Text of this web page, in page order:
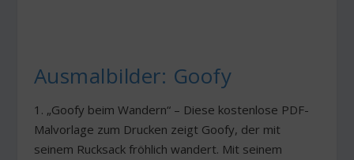
Ausmalbilder: Goofy
1. „Goofy beim Wandern“ – Diese kostenlose PDF-
Malvorlage zum Drucken zeigt Goofy, der mit
seinem Rucksack fröhlich wandert. Mit seinem